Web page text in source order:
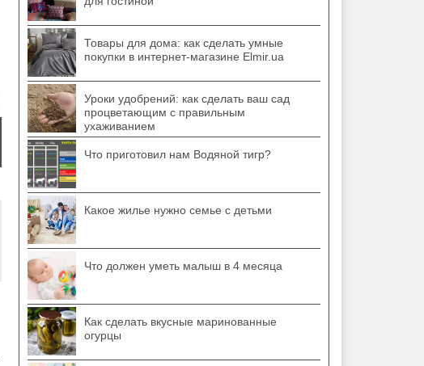
Товары для дома: как сделать умные
покупки в интернет-магазине Elmir.ua
Уроки удобрений: как сделать ваш сад
процветающим с правильным
ухаживанием
Что приготовил нам Водяной тигр?
Какое жилье нужно семье с детьми
Что должен уметь малыш в 4 месяца
Как сделать вкусные маринованные
огурцы